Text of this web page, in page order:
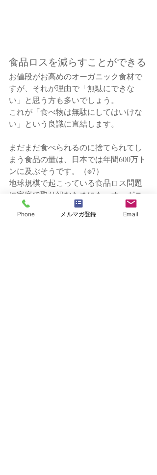
食品ロスを減らすことができる
お値段がお高めのオーガニック食材で
すが、それが理由で「無駄にできな
い」と思う方も多いでしょう。
これが「食べ物は無駄にしてはいけな
い」という良識に直結します。
まだまだ食べられるのに捨てられてし
まう食品の量は、日本では年間600万ト
ンに及ぶそうです。（※7）
地球規模で起こっている食品ロス問題
に家庭で取り組むためにも、オーガニ
ックの食の選択は大きな力となりま
す。
Phone メルマガ登録 Email